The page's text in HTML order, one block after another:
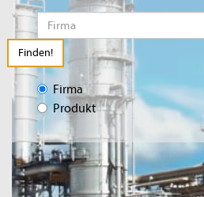
Finden!
Firma
Produkt